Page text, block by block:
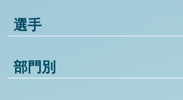
選手
部門別